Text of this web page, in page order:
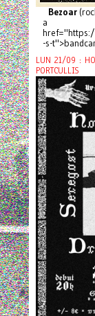
Bezoar
a
-s-
LUN 21/09 :
PORTCULLIS